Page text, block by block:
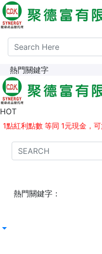
熱門關鍵字
HOT
1點紅利點數 等同 1元現金，可
消費30元即贈送1點紅利點數
熱門關鍵字：